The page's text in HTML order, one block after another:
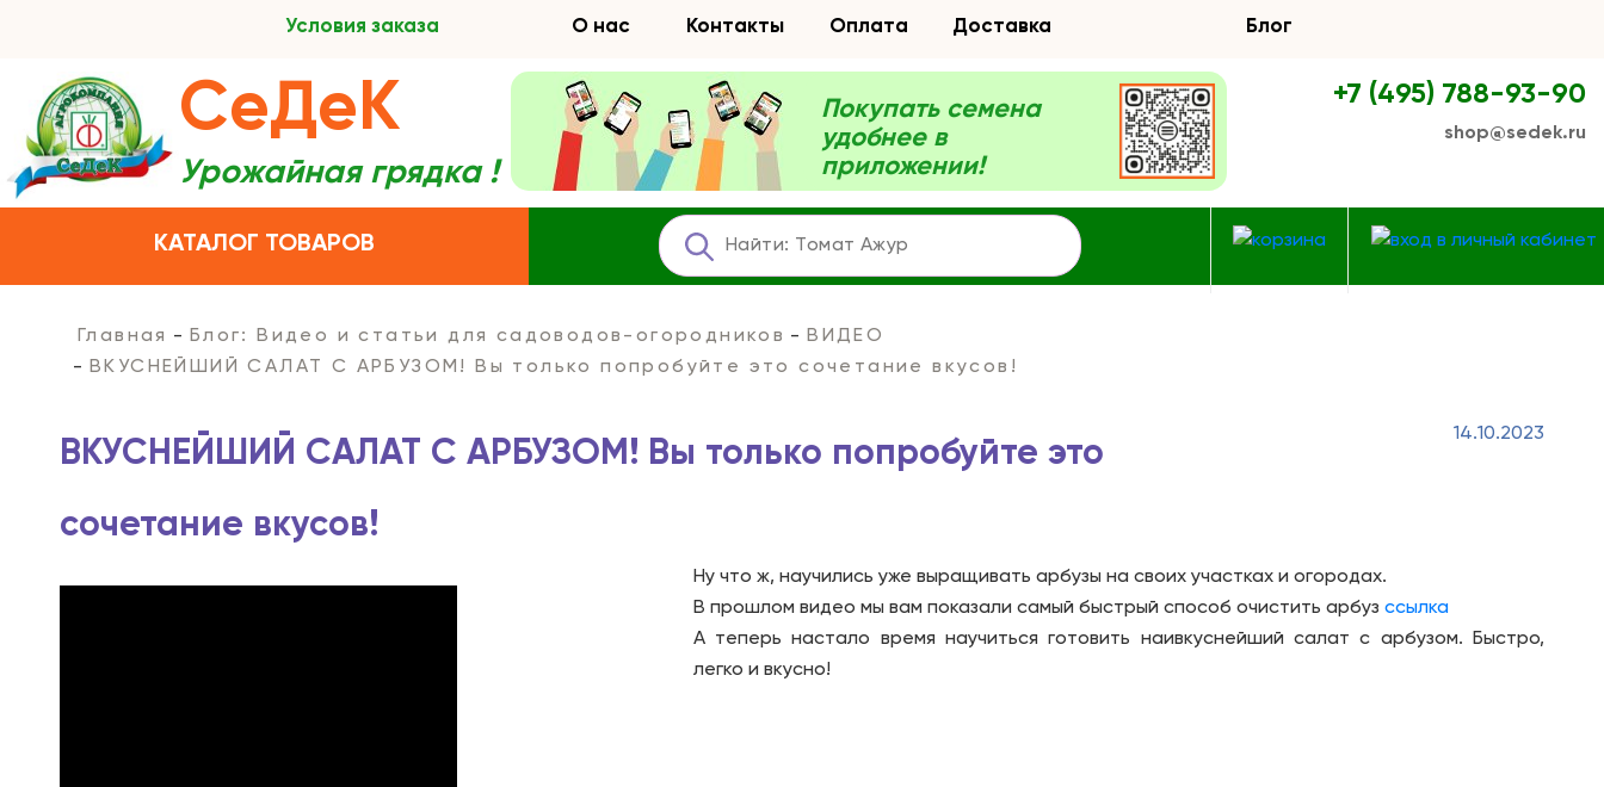
Условия заказа О нас Контакты Оплата Доставка Блог
КАТАЛОГ ТОВАРОВ
СеДеК
Урожайная грядка !
Покупать семена
удобнее в
приложении!
+7 (495) 788-93-90
shop@sedek.ru
Главная Блог: Видео и статьи для садоводов-огородников
ВИДЕО
ВКУСНЕЙШИЙ САЛАТ С АРБУЗОМ! Вы только попробуйте это сочетание вкусов!
ВКУСНЕЙШИЙ САЛАТ С АРБУЗОМ! Вы только попробуйте это
сочетание вкусов!
14.10.2023
Ну что ж, научились уже выращивать арбузы на своих участках и огородах.
В прошлом видео мы вам показали самый быстрый способ очистить арбуз ссылка
А теперь настало время научиться готовить наивкуснейший салат с арбузом. Быстро,
легко и вкусно!